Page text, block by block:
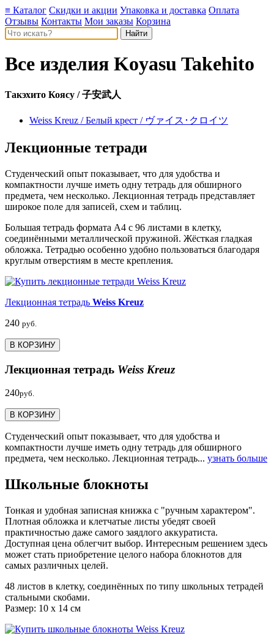
≡ Каталог Скидки и акции Упаковка и доставка Оплата
Отзывы Контакты Мои заказы Корзина
Все изделия Koyasu Takehito
Такэхито Коясу / 子安武人
Weiss Kreuz / Белый крест / ヴァイス･クロイツ
Лекционные тетради
Студенческий опыт показывает, что для удобства и
компактности лучше иметь одну тетрадь для обширного
предмета, чем несколько. Лекционная тетрадь представляет
широкое поле для записей, схем и таблиц.
Большая тетрадь формата А4 с 96 листами в клетку,
соединёнными металлической пружиной. Жёсткая гладкая
обложка. Тетрадью особенно удобно пользоваться благодаря
круглым отверстиям в месте крепления.
Лекционная тетрадь Weiss Kreuz
240 руб.
В КОРЗИНУ
Лекционная тетрадь Weiss Kreuz
240руб.
В КОРЗИНУ
Студенческий опыт показывает, что для удобства и
компактности лучше иметь одну тетрадь для обширного
предмета, чем несколько. Лекционная тетрадь... узнать больше
Школьные блокноты
Тонкая и удобная записная книжка с "ручным характером".
Плотная обложка и клетчатые листы убедят своей
практичностью даже самого заядлого аккуратиста.
Доступная цена облегчит выбор. Интересным решением здесь
может стать приобретение целого набора блокнотов для
самых различных целей.
48 листов в клетку, соединённых по типу школьных тетрадей
стальными скобами.
Размер: 10 x 14 см